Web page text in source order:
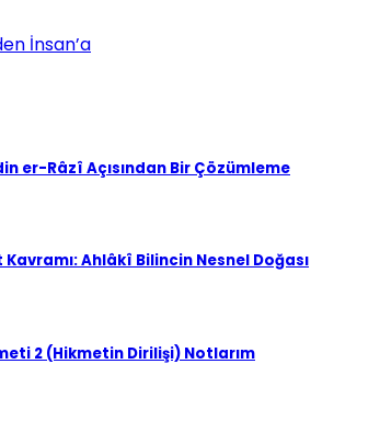
İnsan’a
er-Râzî Açısından Bir Çözümleme
Ahlâkî Bilincin Nesnel Doğası
2 (Hikmetin Dirilişi) Notlarım